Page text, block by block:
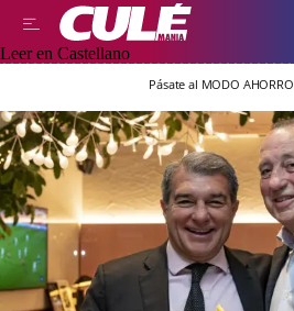
Leer en Castellano
Pásate al MODO AHORRO